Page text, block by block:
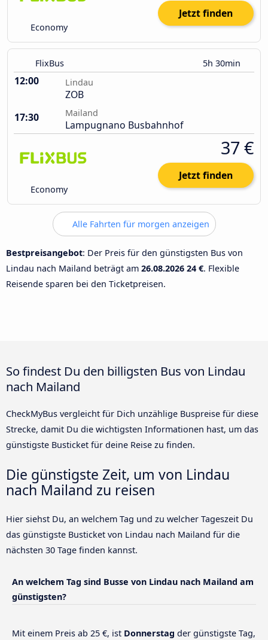
Economy
Jetzt finden
FlixBus 5h 30min
12:00 Lindau
ZOB
17:30
Mailand
Lampugnano Busbahnhof
Economy
37 €
Jetzt finden
Alle Fahrten für morgen anzeigen
Bestpreisangebot: Der Preis für den günstigsten Bus von
Lindau nach Mailand beträgt am 26.08.2026 24 €. Flexible
Reisende sparen bei den Ticketpreisen.
So findest Du den billigsten Bus von Lindau
nach Mailand
CheckMyBus vergleicht für Dich unzählige Buspreise für diese
Strecke, damit Du die wichtigsten Informationen hast, um das
günstigste Busticket für deine Reise zu finden.
Die günstigste Zeit, um von Lindau
nach Mailand zu reisen
Hier siehst Du, an welchem Tag und zu welcher Tageszeit Du
das günstigste Busticket von Lindau nach Mailand für die
nächsten 30 Tage finden kannst.
An welchem Tag sind Busse von Lindau nach Mailand am
günstigsten?
Mit einem Preis ab 25 €, ist Donnerstag der günstigste Tag,